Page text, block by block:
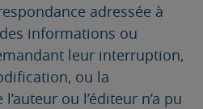
adressée à
des informations ou
leur interruption,
ou la
ou l’éditeur n’a pu